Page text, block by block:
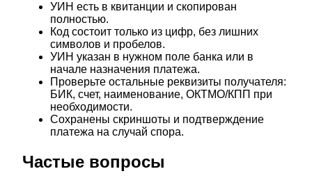
УИН есть в квитанции и скопирован
полностью.
Код состоит только из цифр, без лишних
символов и пробелов.
УИН указан в нужном поле банка или в
начале назначения платежа.
Проверьте остальные реквизиты получателя:
БИК, счет, наименование, ОКТМО/КПП при
необходимости.
Сохранены скриншоты и подтверждение
платежа на случай спора.
Частые вопросы